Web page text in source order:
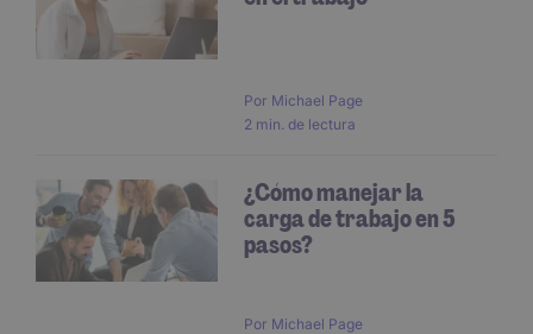
Por Michael Page
2 min. de lectura
¿Cómo manejar la
carga de trabajo en 5
pasos?
Por Michael Page